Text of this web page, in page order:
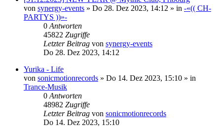
von synergy-events » Do 28. Dez 2023, 14:12 » in -«(( CH-
PARTYS ))»-
0 Antworten
45822 Zugriffe
Letzter Beitrag von synergy-events
Do 28. Dez 2023, 14:12
Yurika - Life
von sonicmotionrecords » Do 14. Dez 2023, 15:10 » in
Trance-Musik
0 Antworten
48982 Zugriffe
Letzter Beitrag von sonicmotionrecords
Do 14. Dez 2023, 15:10